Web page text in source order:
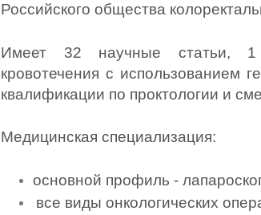
Российского общества
Имеет 32 научные статьи, 1
кровотечения с использованием
квалификации по проктологии и
Медицинская специализация:
основной профиль -
все виды онкологических